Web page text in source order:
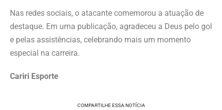
Nas redes sociais, o atacante comemorou a atuação de
destaque. Em uma publicação, agradeceu a Deus pelo gol
e pelas assistências, celebrando mais um momento
especial na carreira.
Cariri Esporte
COMPARTILHE ESSA NOTÍCIA